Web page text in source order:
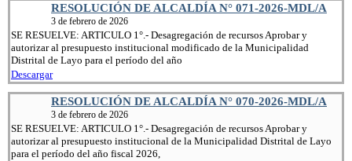
RESOLUCIÓN DE ALCALDÍA N° 071-2026-MDL/A
3 de febrero de 2026
SE RESUELVE: ARTICULO 1°.- Desagregación de recursos Aprobar y
autorizar al presupuesto institucional modificado de la Municipalidad
Distrital de Layo para el período del año
Descargar
RESOLUCIÓN DE ALCALDÍA N° 070-2026-MDL/A
3 de febrero de 2026
SE RESUELVE: ARTICULO 1°.- Desagregación de recursos Aprobar y
autorizar al presupuesto institucional de la Municipalidad Distrital de Layo
para el período del año fiscal 2026,